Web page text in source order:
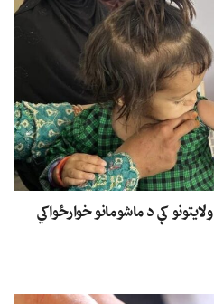
ملګري ملتونه: د افغانستان په ۱۲ ولایتونو کې د ماشومانو خوارځواکي